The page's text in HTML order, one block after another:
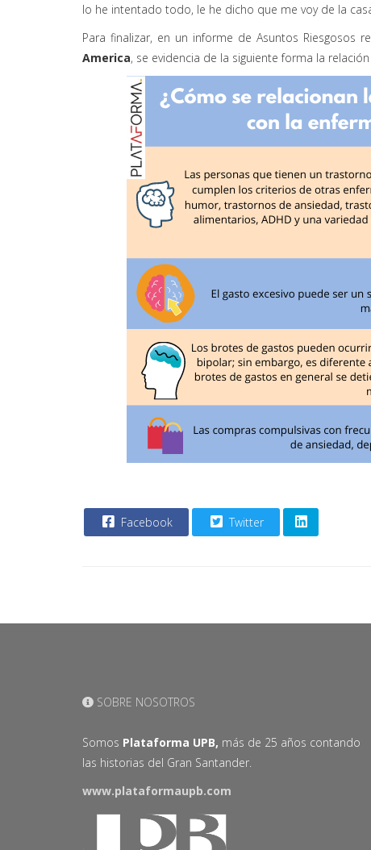
lo he intentado todo, le he dicho que me voy de la
Para finalizar, en un informe de Asuntos Riesgosos
America, se evidencia de la siguiente forma la
Facebook Twitter
SOBRE NOSOTROS
Somos Plataforma UPB, más de 25 años contando
las historias del Gran Santander.
www.plataformaupb.com